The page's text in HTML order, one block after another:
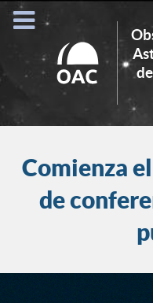
Search
for:
Comienza
de